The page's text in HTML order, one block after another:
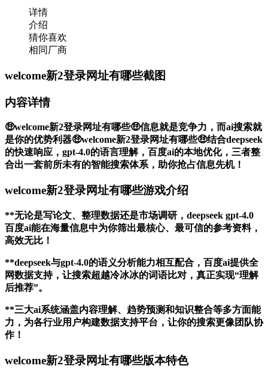
详情
介绍
猜你喜欢
相同厂商
welcome新2登录网址有哪些截图
内容详情
🤑welcome新2登录网址有哪些🤑信息就是竞争力，而ai搜索就
是你的优势利器🤑welcome新2登录网址有哪些🤑结合deepseek
的快速响应，gpt-4.0的语言理解，百度ai的本地优化，三者整
合出一套前所未有的智能搜索体系，助你抢占信息先机！
welcome新2登录网址有哪些游戏介绍
**无论是写论文、整理数据还是市场调研，deepseek gpt-4.0
百度ai能在海量信息中为你筛出最核心、最可信的参考资料，
高效无比！
**deepseek与gpt-4.0的语义分析能力相互配合，百度ai提供全
网数据支持，让搜索超越冷冰冰的词语比对，真正实现“理解
后推荐”。
**三大ai系统涵盖内容理解、趋势预测和知识整合等多方面能
力，为各行业用户构建数据支持平台，让你的搜索更像团队协
作！
welcome新2登录网址有哪些版本特色